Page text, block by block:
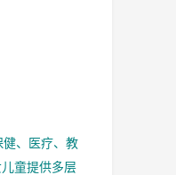
健、医疗、教
童提供多层